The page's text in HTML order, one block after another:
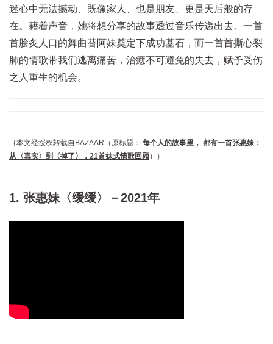
迷心中无法撼动、既像家人、也是朋友、更是天后般的存
在。藉着声音，她将想分享的故事透过音乐传递出去。一首
首脍炙人口的舞曲替阿妹奠定下成功基石，而一首首撕心裂
肺的情歌带我们逃离痛苦，治癒不可避免的失去，赋予受伤
之人重生的机会。
｛本文经授权转载自BAZAAR（原标题： 每个人的故事里， 都有一首张惠妹：
从〈真实〉到〈掉了〉，21首妹式情歌回顾）｝
1. 张惠妹〈缓缓〉－2021年